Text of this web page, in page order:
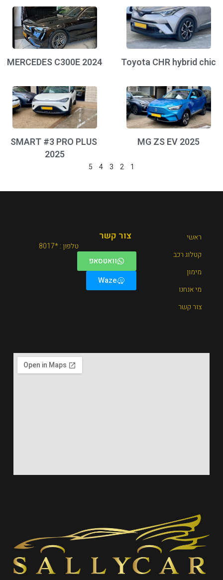
Toyota CHR hybrid chic
MERCEDES C300E 2024
MG ZS EV 2025
SMART #3 PRO PLUS
2025
2
3
4
5
ראשי
קטלוג רכב
מימון
מי אנחנו
צור קשר
צור קשר
טלפון : *8017
וואטסאפ
Waze